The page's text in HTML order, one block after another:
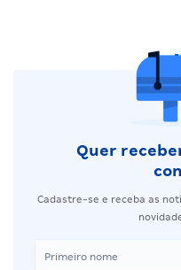
Quer
Cadastre-se e receba as